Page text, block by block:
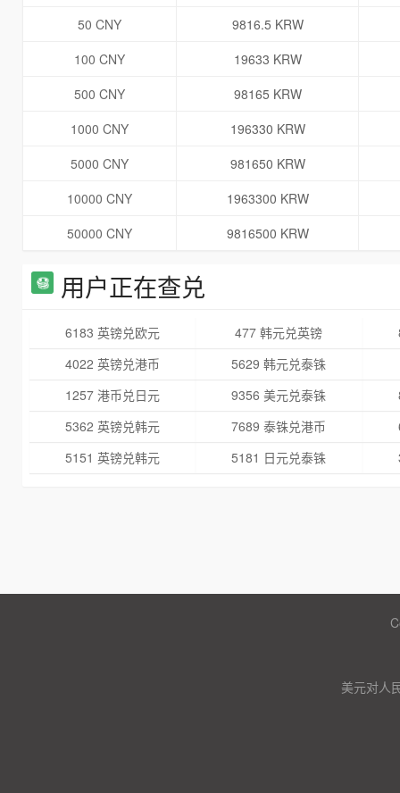
50 CNY
9816.5 KRW
100 CNY
19633 KRW
500 CNY
98165 KRW
1000 CNY
196330 KRW
5000 CNY
981650 KRW
10000 CNY
1963300 KRW
50000 CNY
9816500 KRW
用户正在查兑
6183 英镑兑欧元 477 韩元兑英镑
4022 英镑兑港币
5629 韩元兑泰铢
1257 港币兑日元
9356 美元兑泰铢
5362 英镑兑韩元
7689 泰铢兑港币
5151 英镑兑韩元
5181 日元兑泰铢
美元对人